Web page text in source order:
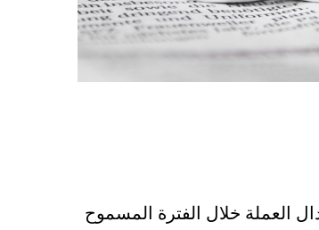
العملة خلال الفترة المسموح